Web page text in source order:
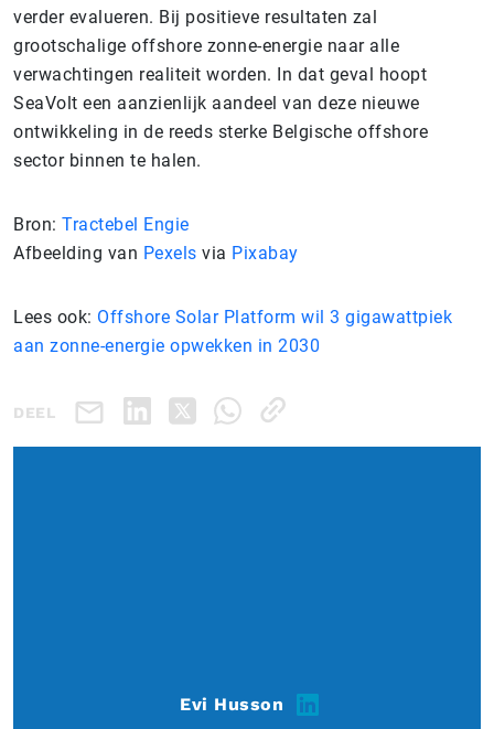
verder evalueren. Bij positieve resultaten zal
grootschalige offshore zonne-energie naar alle
verwachtingen realiteit worden. In dat geval hoopt
SeaVolt een aanzienlijk aandeel van deze nieuwe
ontwikkeling in de reeds sterke Belgische offshore
sector binnen te halen.
Bron: Tractebel Engie
Afbeelding van Pexels via Pixabay
Lees ook: Offshore Solar Platform wil 3 gigawattpiek
aan zonne-energie opwekken in 2030
DEEL
Evi Husson